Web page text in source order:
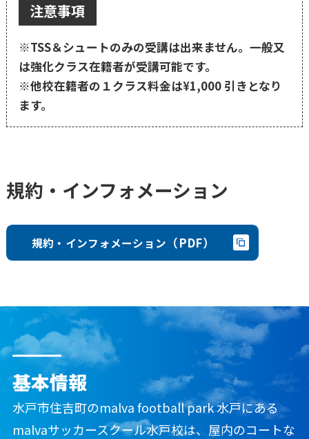
注意事項
※TSS＆シュートのみの受講は出来ません。一般又
は強化クラス在籍者が受講可能です。
※他校在籍者の１クラス料金は¥1,000 引きとなり
ます。
規約・インフォメーション
規約・インフォメーション （PDF）
基本情報
水戸市住吉町のmalva football park 水戸にある
malvaサッカースクール水戸校は、屋内のコートな